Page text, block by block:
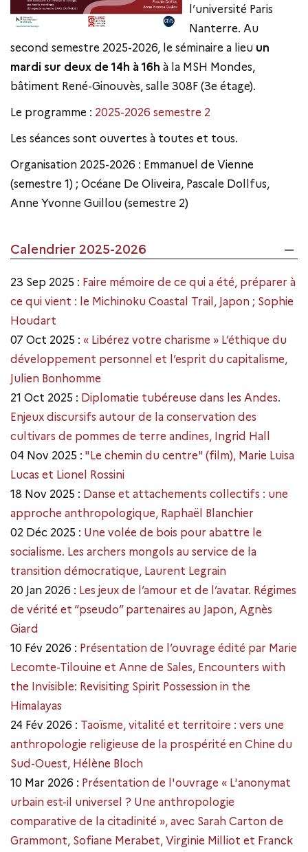
l’université Paris
Nanterre. Au
second semestre 2025-2026, le séminaire a lieu un
mardi sur deux de 14h à 16h à la MSH Mondes,
bâtiment René-Ginouvès, salle 308F (3e étage).
Le programme : 2025-2026 semestre 2
Les séances sont ouvertes à toutes et tous.
Organisation 2025-2026 : Emmanuel de Vienne
(semestre 1) ; Océane De Oliveira, Pascale Dollfus,
Anne Yvonne Guillou (semestre 2)
Calendrier 2025-2026
23 Sep 2025 : Faire mémoire de ce qui a été, préparer à
ce qui vient : le Michinoku Coastal Trail, Japon ; Sophie
Houdart
07 Oct 2025 : « Libérez votre charisme » L’éthique du
développement personnel et l’esprit du capitalisme,
Julien Bonhomme
21 Oct 2025 : Diplomatie tubéreuse dans les Andes.
Enjeux discursifs autour de la conservation des
cultivars de pommes de terre andines, Ingrid Hall
04 Nov 2025 : "Le chemin du centre" (film), Marie Luisa
Lucas et Lionel Rossini
18 Nov 2025 : Danse et attachements collectifs : une
approche anthropologique, Raphaël Blanchier
02 Déc 2025 : Une volée de bois pour abattre le
socialisme. Les archers mongols au service de la
transition démocratique, Laurent Legrain
20 Jan 2026 : Les jeux de l’amour et de l’avatar. Régimes
de vérité et “pseudo” partenaires au Japon, Agnès
Giard
10 Fév 2026 : Présentation de l’ouvrage édité par Marie
Lecomte-Tilouine et Anne de Sales, Encounters with
the Invisible: Revisiting Spirit Possession in the
Himalayas
24 Fév 2026 : Taoïsme, vitalité et territoire : vers une
anthropologie religieuse de la prospérité en Chine du
Sud-Ouest, Hélène Bloch
10 Mar 2026 : Présentation de l'ouvrage « L'anonymat
urbain est-il universel ? Une anthropologie
comparative de la citadinité », avec Sarah Carton de
Grammont, Sofiane Merabet, Virginie Milliot et Franck